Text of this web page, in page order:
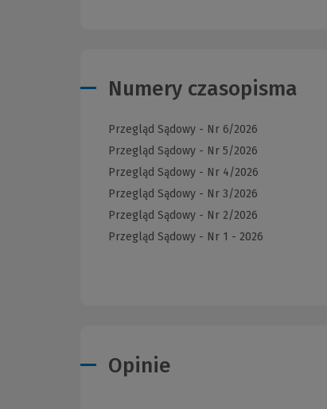
Numery czasopisma
Przegląd Sądowy - Nr 6/2026
Przegląd Sądowy - Nr 5/2026
Przegląd Sądowy - Nr 4/2026
Przegląd Sądowy - Nr 3/2026
Przegląd Sądowy - Nr 2/2026
Przegląd Sądowy - Nr 1 - 2026
Opinie